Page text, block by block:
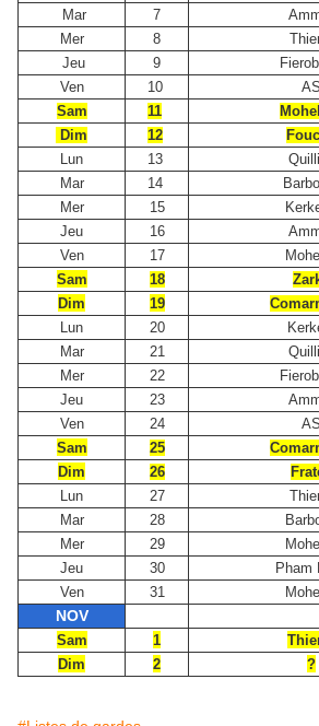
Mar
7
Mer
8
Jeu
9
Ven
10
AS
Sam
11
Dim
12
Lun
13
Mar
14
Mer
15
Jeu
16
Ven
17
Sam
18
Dim
19
Lun
20
Mar
21
Mer
22
Jeu
23
Ven
24
AS
Sam
25
Dim
26
Lun
27
Mar
28
Mer
29
Jeu
30
Pham
Ven
31
NOV
Sam 1
Dim
2 ?